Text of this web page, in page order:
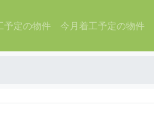
予定の物件 今月着工予定の物件